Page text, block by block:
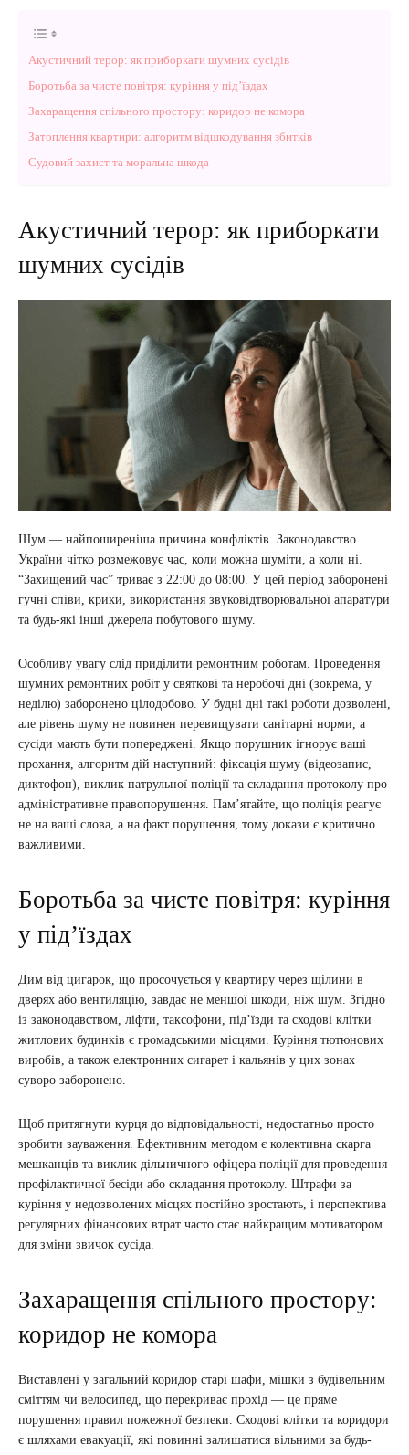
Акустичний терор: як приборкати шумних сусідів
Боротьба за чисте повітря: куріння у під’їздах
Захаращення спільного простору: коридор не комора
Затоплення квартири: алгоритм відшкодування збитків
Судовий захист та моральна шкода
Акустичний терор: як приборкати
шумних сусідів
Шум — найпоширеніша причина конфліктів. Законодавство
України чітко розмежовує час, коли можна шуміти, а коли ні.
“Захищений час” триває з 22:00 до 08:00. У цей період заборонені
гучні співи, крики, використання звуковідтворювальної апаратури
та будь-які інші джерела побутового шуму.
Особливу увагу слід приділити ремонтним роботам. Проведення
шумних ремонтних робіт у святкові та неробочі дні (зокрема, у
неділю) заборонено цілодобово. У будні дні такі роботи дозволені,
але рівень шуму не повинен перевищувати санітарні норми, а
сусіди мають бути попереджені. Якщо порушник ігнорує ваші
прохання, алгоритм дій наступний: фіксація шуму (відеозапис,
диктофон), виклик патрульної поліції та складання протоколу про
адміністративне правопорушення. Пам’ятайте, що поліція реагує
не на ваші слова, а на факт порушення, тому докази є критично
важливими.
Боротьба за чисте повітря: куріння
у під’їздах
Дим від цигарок, що просочується у квартиру через щілини в
дверях або вентиляцію, завдає не меншої шкоди, ніж шум. Згідно
із законодавством, ліфти, таксофони, під’їзди та сходові клітки
житлових будинків є громадськими місцями. Куріння тютюнових
виробів, а також електронних сигарет і кальянів у цих зонах
суворо заборонено.
Щоб притягнути курця до відповідальності, недостатньо просто
зробити зауваження. Ефективним методом є колективна скарга
мешканців та виклик дільничного офіцера поліції для проведення
профілактичної бесіди або складання протоколу. Штрафи за
куріння у недозволених місцях постійно зростають, і перспектива
регулярних фінансових втрат часто стає найкращим мотиватором
для зміни звичок сусіда.
Захаращення спільного простору:
коридор не комора
Виставлені у загальний коридор старі шафи, мішки з будівельним
сміттям чи велосипед, що перекриває прохід — це пряме
порушення правил пожежної безпеки. Сходові клітки та коридори
є шляхами евакуації, які повинні залишатися вільними за будь-